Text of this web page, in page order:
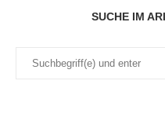
SUCHE IM